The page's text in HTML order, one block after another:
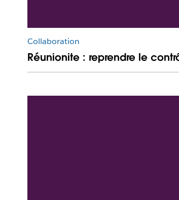
Collaboration
Réunionite : reprendre le